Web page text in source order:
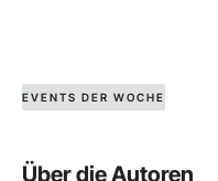
EVENTS DER WOCHE
Über die Autoren